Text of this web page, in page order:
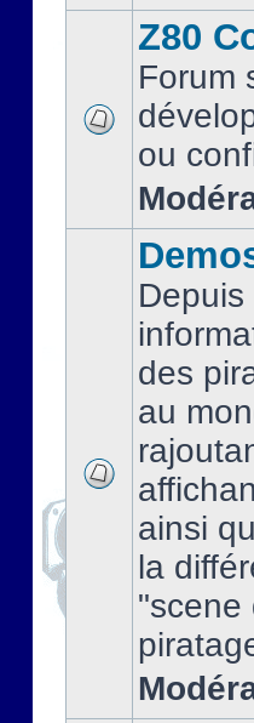
Z80
Forum
ou
des
au
ainsi
la
"scene